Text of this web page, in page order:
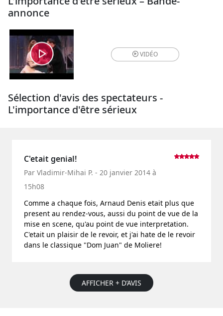
annonce
VIDÉO
Sélection d'avis des spectateurs -
L'importance d'être sérieux
C'etait genial!
Par Vladimir-Mihai P. - 20 janvier 2014 à
15h08
Comme a chaque fois, Arnaud Denis etait plus que
present au rendez-vous, aussi du point de vue de la
mise en scene, qu'au point de vue interpretation.
C'etait un plaisir de le revoir, et j'ai hate de le revoir
dans le classique "Dom Juan" de Moliere!
AFFICHER + D’AVIS